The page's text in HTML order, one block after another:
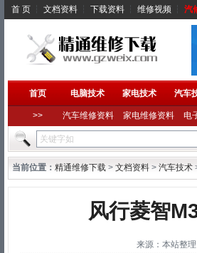
首 页 ┆ 文档资料 ┆ 下载资料 ┆ 维修视频 ┆ 汽
首页 电脑技术 家电技术 汽车
>> 汽车维修资料 家电维修资料 电
当前位置： 精通维修下载 > 文档资料 > 汽车技术
风行菱智
来源：本站整